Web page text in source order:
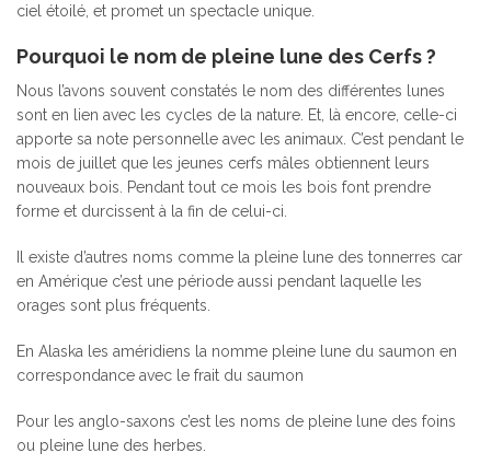
ciel étoilé, et promet un spectacle unique.
Pourquoi le nom de pleine lune des Cerfs ?
Nous l’avons souvent constatés le nom des différentes lunes
sont en lien avec les cycles de la nature. Et, là encore, celle-ci
apporte sa note personnelle avec les animaux. C’est pendant le
mois de juillet que les jeunes cerfs mâles obtiennent leurs
nouveaux bois. Pendant tout ce mois les bois font prendre
forme et durcissent à la fin de celui-ci.
Il existe d’autres noms comme la pleine lune des tonnerres car
en Amérique c’est une période aussi pendant laquelle les
orages sont plus fréquents.
En Alaska les améridiens la nomme pleine lune du saumon en
correspondance avec le frait du saumon
Pour les anglo-saxons c’est les noms de pleine lune des foins
ou pleine lune des herbes.